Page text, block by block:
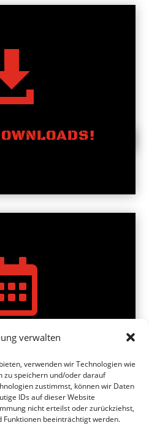
verwalten
verwenden wir Technologien wie
zu speichern und/oder darauf
zustimmst, können wir Daten
IDs auf dieser Website
nicht erteilst oder zurückziehst,
beeinträchtigt werden.
ULM!